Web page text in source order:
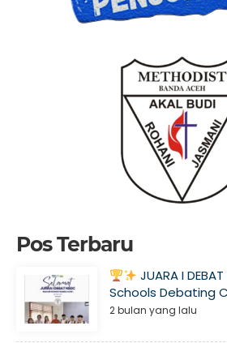
Pos Terbaru
JUARA I
Schools Debating
2 bulan yang lalu